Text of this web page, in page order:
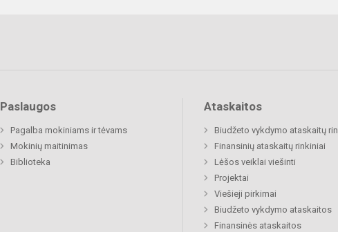
Paslaugos
Pagalba mokiniams ir tėvams
Mokinių maitinimas
Biblioteka
Ataskaitos
Biudžeto vykdymo ataskaitų
Finansinių ataskaitų rinkiniai
Lėšos veiklai viešinti
Projektai
Viešieji pirkimai
Biudžeto vykdymo ataskaitos
Finansinės ataskaitos